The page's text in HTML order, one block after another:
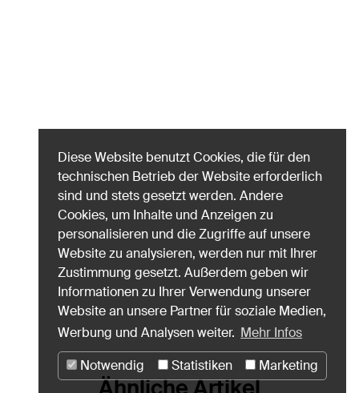
Diese Website benutzt Cookies, die für den
technischen Betrieb der Website erforderlich
sind und stets gesetzt werden. Andere
Cookies, um Inhalte und Anzeigen zu
personalisieren und die Zugriffe auf unsere
Website zu analysieren, werden nur mit Ihrer
Zustimmung gesetzt. Außerdem geben wir
Informationen zu Ihrer Verwendung unserer
Website an unsere Partner für soziale Medien,
Werbung und Analysen weiter. Mehr Infos
Notwendig
Statistiken Marketing